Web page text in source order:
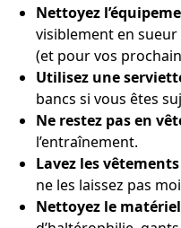
Nettoyez
visiblement en
(et pour vos
Utilisez une
bancs si vous êtes
Ne restez pas en
l’entraînement.
Lavez les
ne les laissez pas
Nettoyez le matériel